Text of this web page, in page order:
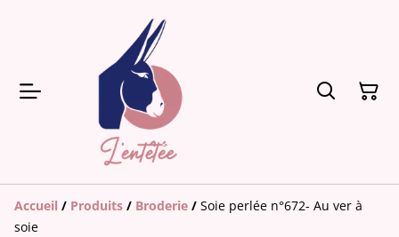
Accueil / Produits / Broderie / Soie perlée n°672- Au ver à
soie